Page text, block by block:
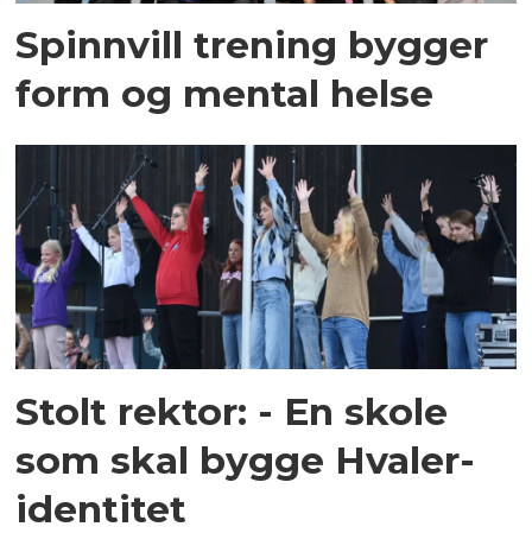
Spinnvill trening bygger
form og mental helse
Stolt rektor: - En skole
som skal bygge Hvaler-
identitet